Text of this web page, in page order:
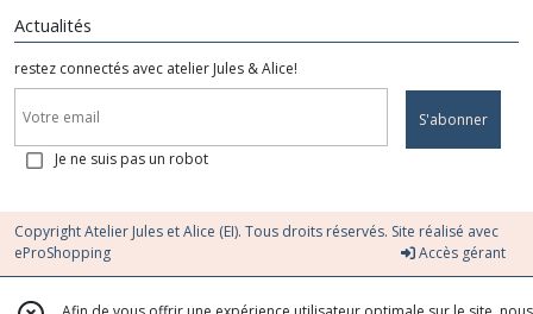
Actualités
restez connectés avec atelier Jules & Alice!
S'abonner
Je ne suis pas un robot
Copyright Atelier Jules et Alice (EI). Tous droits réservés. Site réalisé avec
eProShopping
Accès gérant